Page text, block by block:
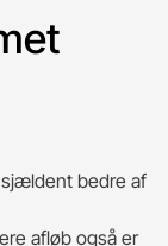
bedre af
afløb også er